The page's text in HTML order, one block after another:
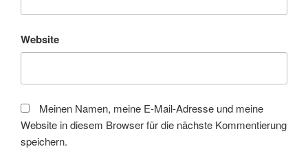
Website
Meinen Namen, meine E-Mail-Adresse und meine
Website in diesem Browser für die nächste Kommentierung
speichern.